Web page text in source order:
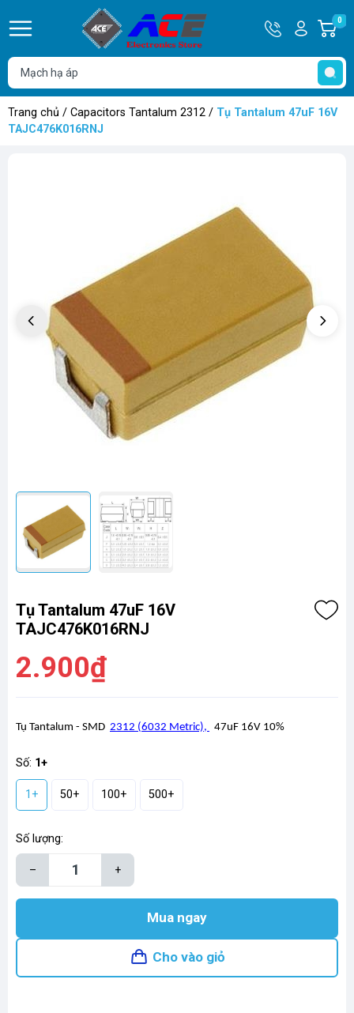
Hotline
0932
762514
Tài
khoản
Hello,
Khách
0
Trang chủ / Capacitors Tantalum 2312 / Tụ Tantalum 47uF 16V
TAJC476K016RNJ
Tụ Tantalum 47uF 16V
TAJC476K016RNJ
2.900₫
Tụ Tantalum - SMD 2312 (6032 Metric), 47uF 16V 10%
Số: 1+
1+ 50+ 100+ 500+
Số lượng:
– +
Mua ngay
Cho vào giỏ